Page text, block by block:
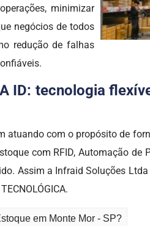
minimizar
negócios de todos
redução de falhas
ID: tecnologia
atuando com o propósito de
com RFID, Automação de
Assim a Infraid Soluções
em Monte Mor - SP?